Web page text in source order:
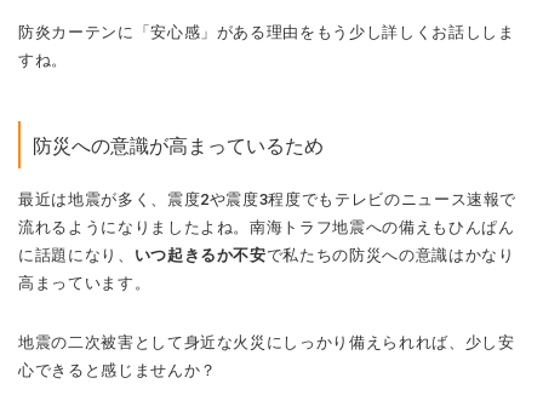
防炎カーテンに「安心感」がある理由をもう少し詳しくお話ししま
すね。
防災への意識が高まっているため
最近は地震が多く、震度2や震度3程度でもテレビのニュース速報で
流れるようになりましたよね。南海トラフ地震への備えもひんぱん
に話題になり、 いつ起きるか不安で私たちの防災への意識はかなり
高まっています。
地震の二次被害として身近な火災にしっかり備えられれば、少し安
心できると感じませんか？